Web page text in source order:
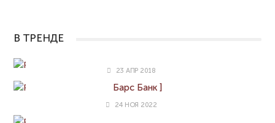
В ТРЕНДЕ
23 АПР 2018
Дебетовая карта «Аурум» / «Aurum» [ Ак
Барс Банк ]
24 НОЯ 2022
Карта Мудрость [МКБ]